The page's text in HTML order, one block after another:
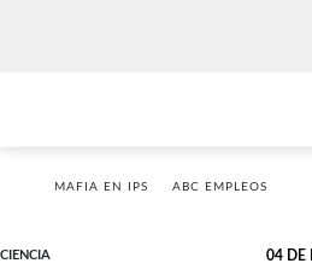
MAFIA EN IPS ABC EMPLEOS
CIENCIA 04 DE